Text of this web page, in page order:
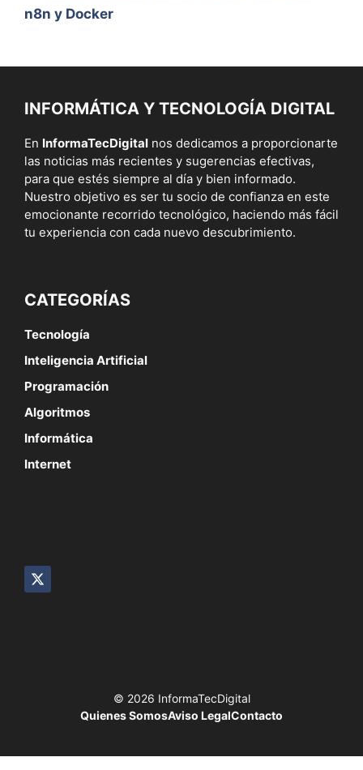
n8n y Docker
INFORMÁTICA Y TECNOLOGÍA DIGITAL
En InformaTecDigital nos dedicamos a proporcionarte
las noticias más recientes y sugerencias efectivas,
para que estés siempre al día y bien informado.
Nuestro objetivo es ser tu socio de confianza en este
emocionante recorrido tecnológico, haciendo más fácil
tu experiencia con cada nuevo descubrimiento.
CATEGORÍAS
Tecnología
Inteligencia Artificial
Programación
Algoritmos
Informática
Internet
© 2026 InformaTecDigital
Quienes SomosAviso LegalContacto